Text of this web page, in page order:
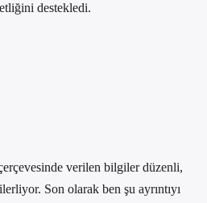
destekledi.
verilen bilgiler düzenli,
Son olarak ben şu ayrıntıyı